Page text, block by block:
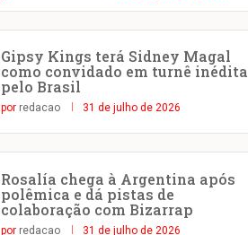
Gipsy Kings terá Sidney Magal
como convidado em turnê inédita
pelo Brasil
por redacao 31 de julho de 2026
Rosalía chega à Argentina após
polêmica e dá pistas de
colaboração com Bizarrap
por redacao 31 de julho de 2026